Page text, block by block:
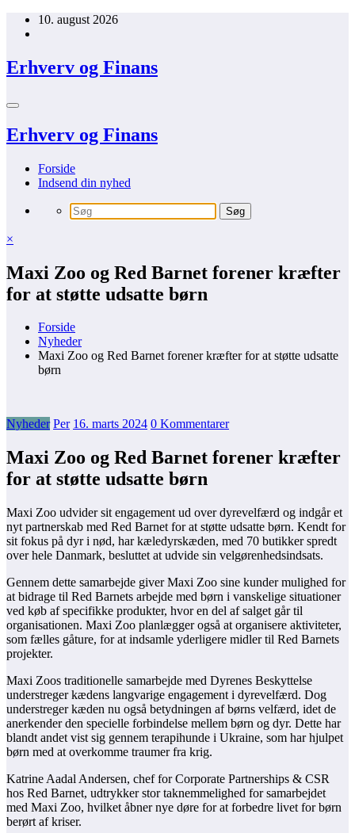
Videre 10. august 2026
Erhverv og Finans
Erhverv og Finans
Forside
Indsend din nyhed
×
Maxi Zoo og Red Barnet forener kræfter
for at støtte udsatte børn
Forside
Nyheder
Maxi Zoo og Red Barnet forener kræfter for at støtte udsatte
børn
Nyheder Per 16. marts 2024 0 Kommentarer
Maxi Zoo og Red Barnet forener kræfter
for at støtte udsatte børn
Maxi Zoo udvider sit engagement ud over dyrevelfærd og indgår et
nyt partnerskab med Red Barnet for at støtte udsatte børn. Kendt for
sit fokus på dyr i nød, har kæledyrskæden, med 70 butikker spredt
over hele Danmark, besluttet at udvide sin velgørenhedsindsats.
Gennem dette samarbejde giver Maxi Zoo sine kunder mulighed for
at bidrage til Red Barnets arbejde med børn i vanskelige situationer
ved køb af specifikke produkter, hvor en del af salget går til
organisationen. Maxi Zoo planlægger også at organisere aktiviteter,
som fælles gåture, for at indsamle yderligere midler til Red Barnets
projekter.
Maxi Zoos traditionelle samarbejde med Dyrenes Beskyttelse
understreger kædens langvarige engagement i dyrevelfærd. Dog
understreger kæden nu også betydningen af børns velfærd, idet de
anerkender den specielle forbindelse mellem børn og dyr. Dette har
blandt andet vist sig gennem terapihunde i Ukraine, som har hjulpet
børn med at overkomme traumer fra krig.
Katrine Aadal Andersen, chef for Corporate Partnerships & CSR
hos Red Barnet, udtrykker stor taknemmelighed for samarbejdet
med Maxi Zoo, hvilket åbner nye døre for at forbedre livet for børn
berørt af kriser.